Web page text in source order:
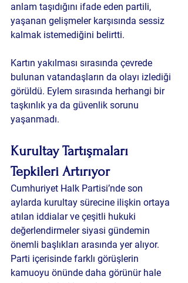
anlam taşıdığını ifade eden partili,
yaşanan gelişmeler karşısında sessiz
kalmak istemediğini belirtti.
Kartın yakılması sırasında çevrede
bulunan vatandaşların da olayı izlediği
görüldü. Eylem sırasında herhangi bir
taşkınlık ya da güvenlik sorunu
yaşanmadı.
Kurultay Tartışmaları
Tepkileri Artırıyor
Cumhuriyet Halk Partisi’nde son
aylarda kurultay sürecine ilişkin ortaya
atılan iddialar ve çeşitli hukuki
değerlendirmeler siyasi gündemin
önemli başlıkları arasında yer alıyor.
Parti içerisinde farklı görüşlerin
kamuoyu önünde daha görünür hale